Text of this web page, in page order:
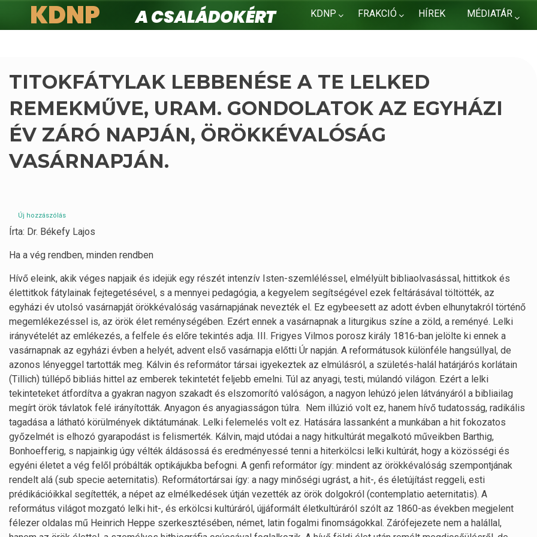
KDNP FRAKCIÓ HÍREK MÉDIATÁR
KDNP
A családokért.
TITOKFÁTYLAK LEBBENÉSE A TE LELKED
REMEKMŰVE, URAM. GONDOLATOK AZ EGYHÁZI
ÉV ZÁRÓ NAPJÁN, ÖRÖKKÉVALÓSÁG
VASÁRNAPJÁN.
Új hozzászólás
Írta: Dr. Békefy Lajos
Ha a vég rendben, minden rendben
Hívő eleink, akik véges napjaik és idejük egy részét intenzív Isten-szemléléssel, elmélyült bibliaolvasással, hittitkok és
élettitkok fátylainak fejtegetésével, s a mennyei pedagógia, a kegyelem segítségével ezek feltárásával töltötték, az
egyházi év utolsó vasárnapját örökkévalóság vasárnapjának nevezték el. Ez egybeesett az adott évben elhunytakról történő
megemlékezéssel is, az örök élet reménységében. Ezért ennek a vasárnapnak a liturgikus színe a zöld, a reményé. Lelki
irányvételét az emlékezés, a felfele és előre tekintés adja. III. Frigyes Vilmos porosz király 1816-ban jelölte ki ennek a
vasárnapnak az egyházi évben a helyét, advent első vasárnapja előtti Úr napján. A reformátusok különféle hangsúllyal, de
azonos lényeggel tartották meg. Kálvin és reformátor társai igyekeztek az elmúlásról, a születés-halál határjárós korlátain
(Tillich) túllépő bibliás hittel az emberek tekintetét feljebb emelni. Túl az anyagi, testi, múlandó világon. Ezért a lelki
tekinteteket átfordítva a gyakran nagyon szakadt és elszomorító valóságon, a nagyon lehúzó jelen látványáról a bibliailag
megírt örök távlatok felé irányították. Anyagon és anyagiasságon túlra. Nem illúzió volt ez, hanem hívő tudatosság, radikális
tagadása a látható körülmények diktátumának. Lelki felemelés volt ez. Hatására lassanként a munkában a hit fokozatos
győzelmét is elhozó gyarapodást is felismerték. Kálvin, majd utódai a nagy hitkultúrát megalkotó műveikben Barthig,
Bonhoefferig, s napjainkig úgy vélték áldásossá és eredményessé tenni a hiterkölcsi lelki kultúrát, hogy a közösségi és
egyéni életet a vég felől próbálták optikájukba befogni. A genfi reformátor így: mindent az örökkévalóság szempontjának
rendelt alá (sub specie aeternitatis). Reformátortársai így: a nagy minőségi ugrást, a hit-, és életújítást reggeli, esti
prédikációikkal segítették, a népet az elmélkedések útján vezették az örök dolgokról (contemplatio aeternitatis). A
református világot mozgató lelki hit-, és erkölcsi kultúráról, újjáformált életkultúráról szólt az 1860-as években megjelent
félezer oldalas mű Heinrich Heppe szerkesztésében, német, latin fogalmi finomságokkal. Zárófejezete nem a halállal,